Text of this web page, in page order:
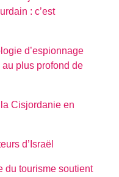
: c’est
d’espionnage
plus profond de
Cisjordanie en
d’Israël
du tourisme soutient